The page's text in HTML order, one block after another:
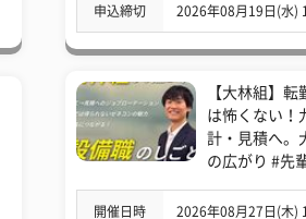
申込締切 2026年08月19日(水)
【大林組】
は怖くない！
計・見積へ。
の広がり #先
開催日時 2026年08月27日(木)